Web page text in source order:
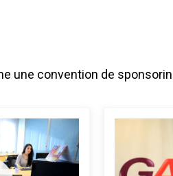
une convention de